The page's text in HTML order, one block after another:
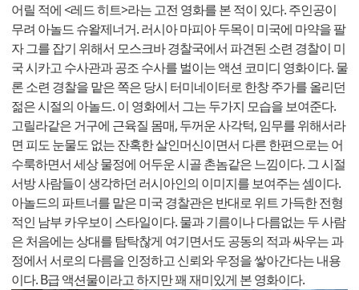
어릴 적에 <레드 히트>라는 고전 영화를 본 적이 있다. 주인공이
무려 아놀드 슈왈제너거. 러시아 마피아 두목이 미국에 마약을 팔
자 그를 잡기 위해서 모스크바 경찰국에서 파견된 소련 경찰이 미
국 시카고 수사관과 공조 수사를 벌이는 액션 코미디 영화이다. 물
론 소련 경찰을 맡은 쪽은 당시 터미네이터로 한창 주가를 올리던
젊은 시절의 아놀드. 이 영화에서 그는 두가지 모습을 보여준다.
고릴라같은 거구에 근육질 몸매, 두꺼운 사각턱, 임무를 위해서라
면 피도 눈물도 없는 잔혹한 살인머신이면서 다른 한편으로는 어
수룩하면서 세상 물정에 어두운 시골 촌놈같은 느낌이다. 그 시절
서방 사람들이 생각하던 러시아인의 이미지를 보여주는 셈이다.
아놀드의 파트너를 맡은 미국 경찰관은 반대로 위트 가득한 전형
적인 남부 카우보이 스타일이다. 물과 기름이나 다름없는 두 사람
은 처음에는 상대를 탐탁찮게 여기면서도 공동의 적과 싸우는 과
정에서 서로의 다름을 인정하고 신뢰와 우정을 쌓아간다는 내용
이다. B급 액션물이라고 하지만 꽤 재미있게 본 영화이다.